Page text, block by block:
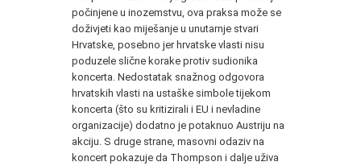
počinjene u inozemstvu, ova praksa može se
doživjeti kao miješanje u unutarnje stvari
Hrvatske, posebno jer hrvatske vlasti nisu
poduzele slične korake protiv sudionika
koncerta. Nedostatak snažnog odgovora
hrvatskih vlasti na ustaške simbole tijekom
koncerta (što su kritizirali i EU i nevladine
organizacije) dodatno je potaknuo Austriju na
akciju. S druge strane, masovni odaziv na
koncert pokazuje da Thompson i dalje uživa